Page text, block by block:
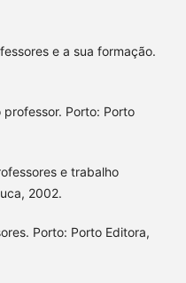
e a sua formação.
professor. Porto: Porto
e trabalho
2002.
Porto: Porto Editora,